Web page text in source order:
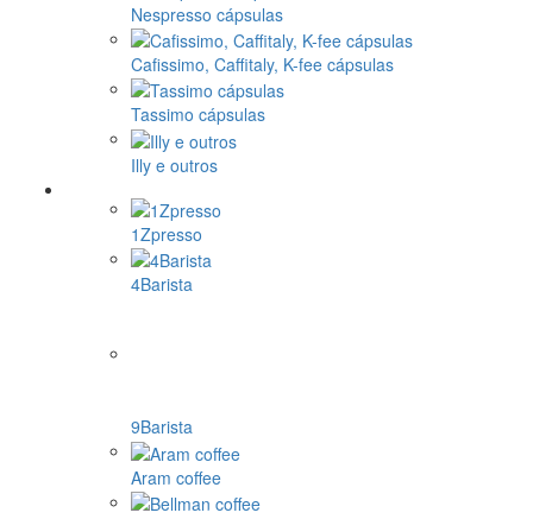
Nespresso cápsulas
Cafissimo, Caffitaly, K-fee cápsulas
Tassimo cápsulas
Illy e outros
1Zpresso
4Barista
9Barista
Aram coffee